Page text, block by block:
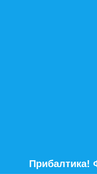
Прибалтика!